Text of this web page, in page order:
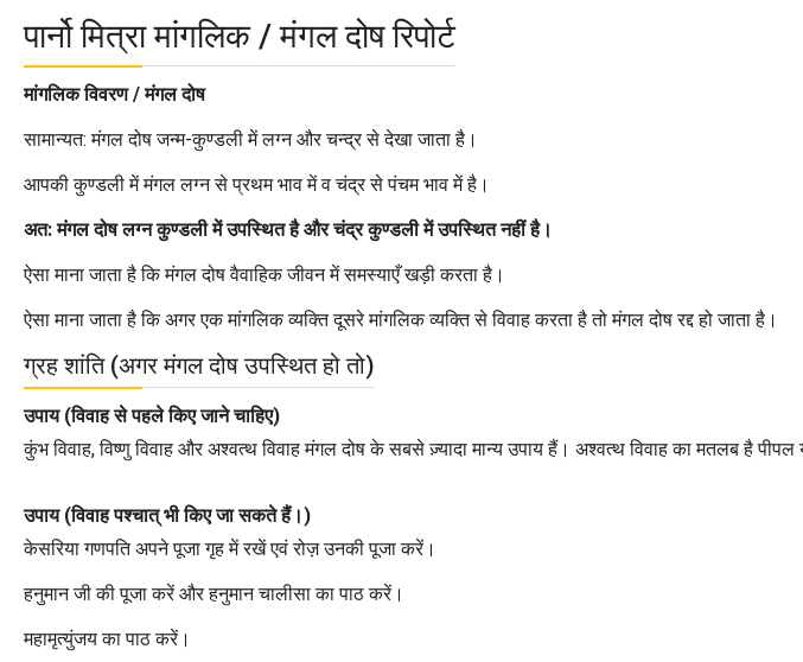
पार्नो मित्रा मांगलिक / मंगल दोष रिपोर्ट
मांगलिक विवरण / मंगल दोष
सामान्यत: मंगल दोष जन्म-कुण्डली में लग्न और चन्द्र से देखा जाता है।
आपकी कुण्डली में मंगल लग्न से प्रथम भाव में व चंद्र से पंचम भाव में है।
अत: मंगल दोष लग्न कुण्डली में उपस्थित है और चंद्र कुण्डली में उपस्थित नहीं है।
ऐसा माना जाता है कि मंगल दोष वैवाहिक जीवन में समस्याएँ खड़ी करता है।
ऐसा माना जाता है कि अगर एक मांगलिक व्यक्ति दूसरे मांगलिक व्यक्ति से विवाह करता है तो मंगल दोष रद्द हो जाता है।
ग्रह शांति (अगर मंगल दोष उपस्थित हो तो)
उपाय (विवाह से पहले किए जाने चाहिए)
कुंभ विवाह, विष्णु विवाह और अश्वत्थ विवाह मंगल दोष के सबसे ज़्यादा मान्य उपाय हैं। अश्वत्थ विवाह का मतलब है
उपाय (विवाह पश्चात् भी किए जा सकते हैं।)
केसरिया गणपति अपने पूजा गृह में रखें एवं रोज़ उनकी पूजा करें।
हनुमान जी की पूजा करें और हनुमान चालीसा का पाठ करें।
महामृत्युंजय का पाठ करें।